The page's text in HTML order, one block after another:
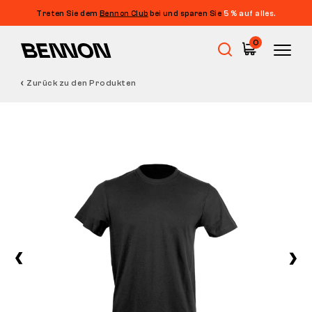
Treten Sie dem Bennon Club bei und sparen Sie 5 % auf alles.
0
Barfußschuhe
Freizeitschuhe
Zurück zu den Produkten